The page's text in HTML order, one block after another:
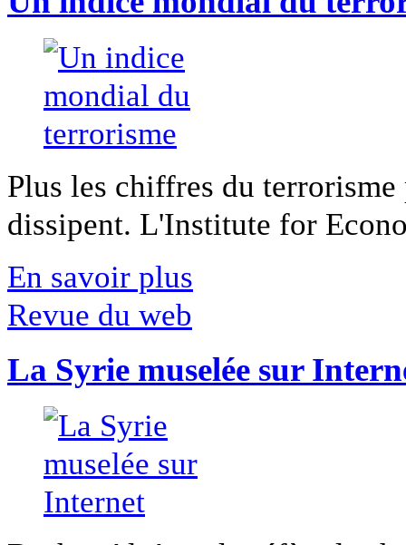
Plus les chiffres du
dissipent. L'Institute for
En savoir plus
Revue du web
La Syrie muselée sur